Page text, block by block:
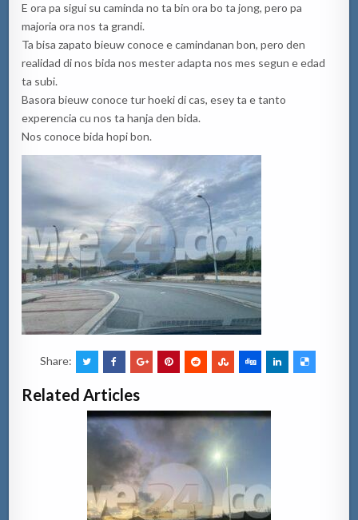
E ora pa sigui su caminda no ta bin ora bo ta jong, pero pa
majoria ora nos ta grandi.
Ta bisa zapato bieuw conoce e camindanan bon, pero den
realidad di nos bida nos mester adapta nos mes segun e edad
ta subi.
Basora bieuw conoce tur hoeki di cas, esey ta e tanto
experencia cu nos ta hanja den bida.
Nos conoce bida hopi bon.
Share:
Related Articles